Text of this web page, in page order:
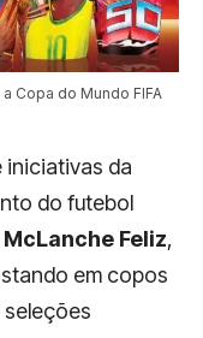
Copa do Mundo FIFA
iniciativas da
do futebol
McLanche Feliz,
em copos